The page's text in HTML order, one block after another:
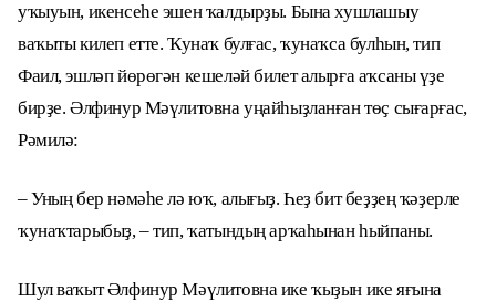
уҡыуын, икенсеһе эшен ҡалдырҙы. Бына хушлашыу
ваҡыты килеп етте. Ҡунаҡ булғас, ҡунаҡса булһын, тип
Фаил, эшләп йөрөгән кешеләй билет алырға аҡсаны үҙе
бирҙе. Әлфинур Мәүлитовна уңайһыҙланған төҫ сығарғас,
Рәмилә:
– Уның бер нәмәһе лә юҡ, алығыҙ. Һеҙ бит беҙҙең ҡәҙерле
ҡунаҡтарыбыҙ, – тип, ҡатындың арҡаһынан һыйпаны.
Шул ваҡыт Әлфинур Мәүлитовна ике ҡыҙын ике яғына